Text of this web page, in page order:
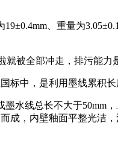
、重量为
被全部冲走，排污能力
中，是利用墨线累积长
线总长不大于50mm
成，内壁釉面平整光洁，